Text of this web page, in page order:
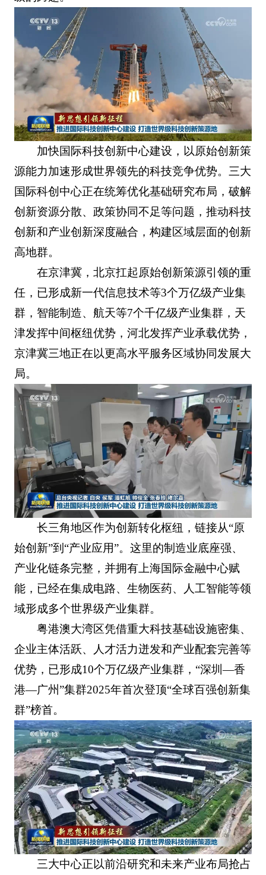
加快国际科技创新中心建设，以原始创新策
源能力加速形成世界领先的科技竞争优势。三大
国际科创中心正在统筹优化基础研究布局，破解
创新资源分散、政策协同不足等问题，推动科技
创新和产业创新深度融合，构建区域层面的创新
高地群。
在京津冀，北京扛起原始创新策源引领的重
任，已形成新一代信息技术等3个万亿级产业集
群，智能制造、航天等7个千亿级产业集群，天
津发挥中间枢纽优势，河北发挥产业承载优势，
京津冀三地正在以更高水平服务区域协同发展大
局。
长三角地区作为创新转化枢纽，链接从“原
始创新”到“产业应用”。这里的制造业底座强、
产业化链条完整，并拥有上海国际金融中心赋
能，已经在集成电路、生物医药、人工智能等领
域形成多个世界级产业集群。
粤港澳大湾区凭借重大科技基础设施密集、
企业主体活跃、人才活力迸发和产业配套完善等
优势，已形成10个万亿级产业集群，“深圳—香
港—广州”集群2025年首次登顶“全球百强创新集
群”榜首。
三大中心正以前沿研究和未来产业布局抢占